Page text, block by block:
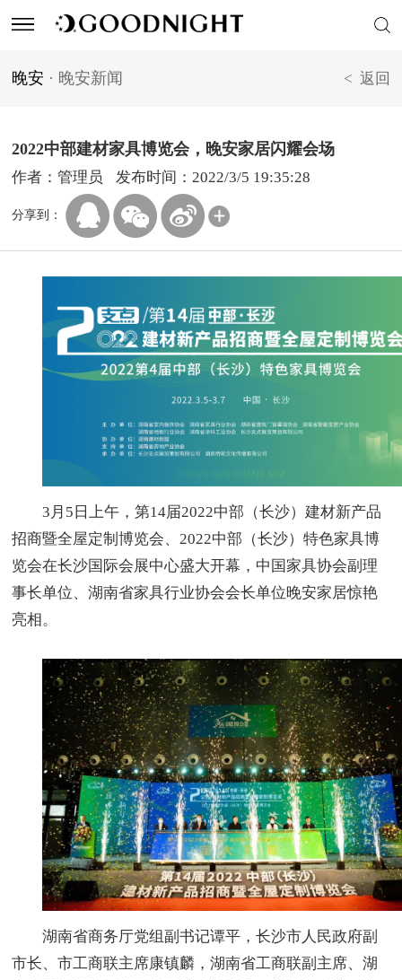
床垫
实木家具
品牌综述
品牌活动
爱心公益
门店地图
售后服务
关于晚安
晚安荣誉
晚安家居文化园
晚安 · 晚安新闻 < 返回
2022中部建材家具博览会，晚安家居闪耀会场
作者：管理员 发布时间：2022/3/5 19:35:28
分享到：
3月5日上午，第14届2022中部（长沙）建材新产品
招商暨全屋定制博览会、2022中部（长沙）特色家具博
览会在长沙国际会展中心盛大开幕，中国家具协会副理
事长单位、湖南省家具行业协会会长单位晚安家居惊艳
亮相。
湖南省商务厅党组副书记谭平，长沙市人民政府副
市长、市工商联主席康镇麟，湖南省工商联副主席、湖